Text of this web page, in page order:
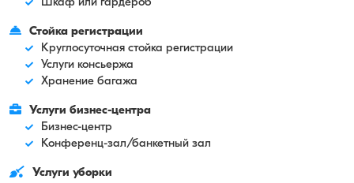
Стойка регистрации
Круглосуточная стойка регистрации
Услуги консьержа
Хранение багажа
Услуги бизнес-центра
Бизнес-центр
Конференц-зал/банкетный зал
Услуги уборки